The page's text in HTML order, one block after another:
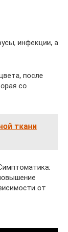
инфекции, а
после
со
ткани
от